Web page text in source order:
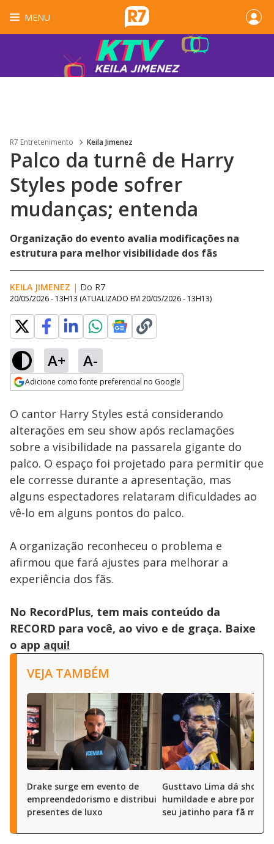
MENU
R7 Entretenimento Keila Jimenez
Palco da turnê de Harry
Styles pode sofrer
mudanças; entenda
Organização do evento avalia modificações na
estrutura para melhor visibilidade dos fãs
KEILA JIMENEZ | Do R7
20/05/2026 - 13H13 (ATUALIZADO EM 20/05/2026 - 13H13)
A+ A-
Adicione como fonte preferencial no Google
Ativar
81.78%
O cantor Harry Styles está considerando
alterações em seu show após reclamações
sobre a visibilidade na passarela gigante do
palco. O espaço foi projetado para permitir que
ele corresse durante a apresentação, mas
alguns espectadores relataram dificuldades ao
vê-lo em alguns pontos do palco.
A organização reconheceu o problema e
afirmou que fará ajustes para melhorar a
experiência dos fãs.
No RecordPlus, tem mais conteúdo da
RECORD para você, ao vivo e de graça. Baixe
o app aqui!
VEJA TAMBÉM
Drake surge em evento de
empreendedorismo e distribui
presentes de luxo
Gusttavo Lima dá show
humildade e abre portas
seu jatinho para fã mirim